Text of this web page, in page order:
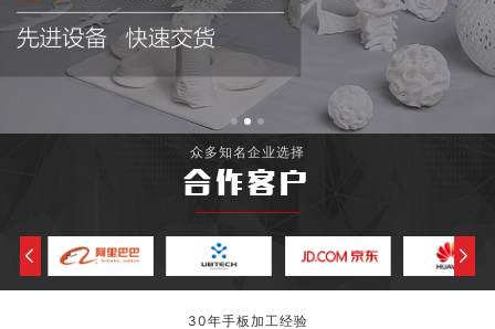
众多知名企业选择
合作客户
30年手板加工经验